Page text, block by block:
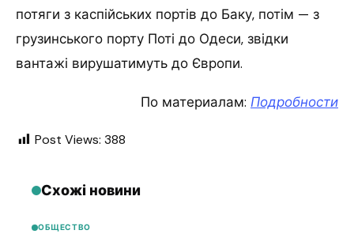
потяги з каспійських портів до Баку, потім — з
грузинського порту Поті до Одеси, звідки
вантажі вирушатимуть до Європи.
По материалам: Подробности
Post Views: 388
Схожі новини
ОБЩЕСТВО